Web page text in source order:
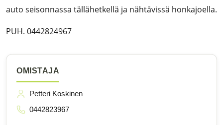
auto seisonnassa tällähetkellä ja nähtävissä honkajoella.
PUH. 0442824967
OMISTAJA
Petteri Koskinen
0442823967